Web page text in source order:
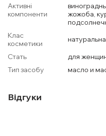
Активні
компоненти
жожоба,
Клас
косметики
Стать
для
Тип засобу
масло и
Відгуки